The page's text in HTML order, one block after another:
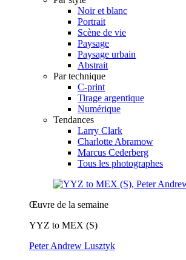
Noir et blanc
Portrait
Scène de vie
Paysage
Paysage urbain
Abstrait
Par technique
C-print
Tirage argentique
Numérique
Tendances
Larry Clark
Charlotte Abramow
Marcus Cederberg
Tous les photographes
Œuvre de la semaine
YYZ to MEX (S)
Peter Andrew Lusztyk